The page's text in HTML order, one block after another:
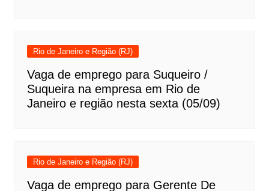
Rio de Janeiro e Região (RJ)
Vaga de emprego para Suqueiro /
Suqueira na empresa em Rio de
Janeiro e região nesta sexta (05/09)
Rio de Janeiro e Região (RJ)
Vaga de emprego para Gerente De